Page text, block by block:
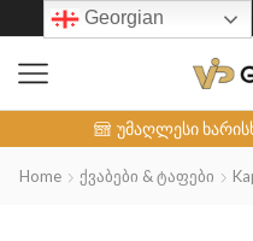
უმაღლესი
Home Ქვაბები & Ტაფები
Georgian